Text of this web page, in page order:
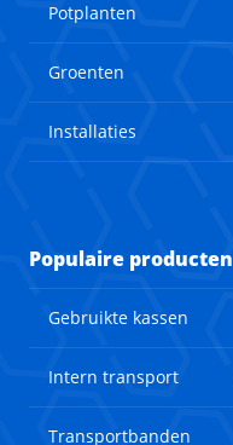
Potplanten
Groenten
Installaties
Populaire producten
Gebruikte kassen
Intern transport
Transportbanden